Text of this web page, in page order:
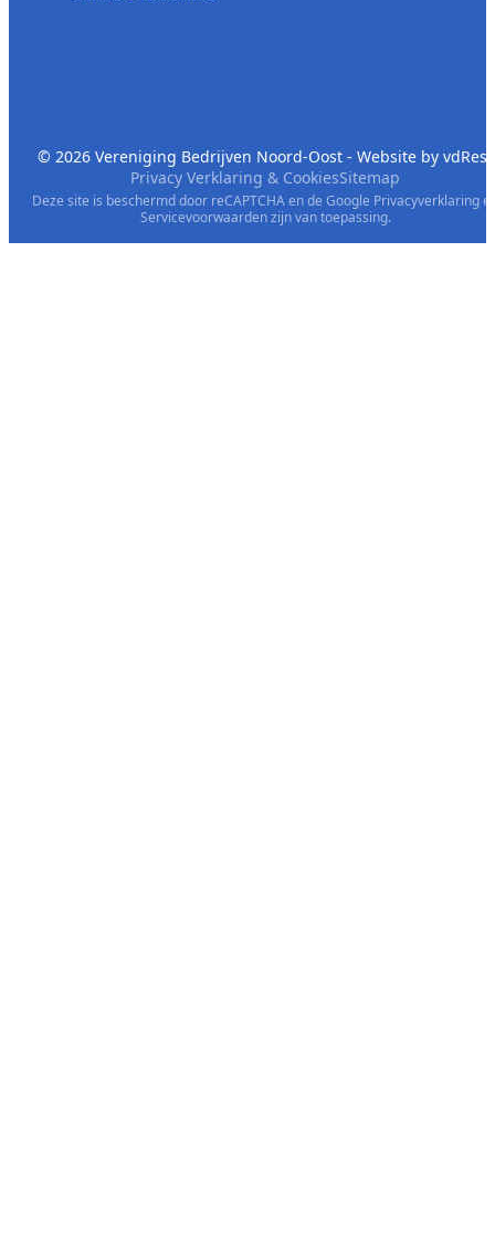
© 2026 Vereniging Bedrijven Noord-Oost - Website by vdRest
Privacy Verklaring & CookiesSitemap
Deze site is beschermd door reCAPTCHA en de Google Privacyverklaring
Servicevoorwaardenzijn van toepassing.